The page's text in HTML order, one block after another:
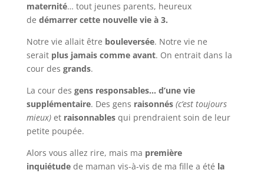
maternité… tout jeunes parents, heureux
de démarrer cette nouvelle vie à 3.
Notre vie allait être bouleversée. Notre vie ne
serait plus jamais comme avant. On entrait dans la
cour des grands.
La cour des gens responsables… d’une vie
supplémentaire. Des gens raisonnés(c’est toujours
mieux)et raisonnablesqui prendraient soin de leur
petite poupée.
Alors vous allez rire, mais ma première
inquiétudede maman vis-à-vis de ma fille a été la